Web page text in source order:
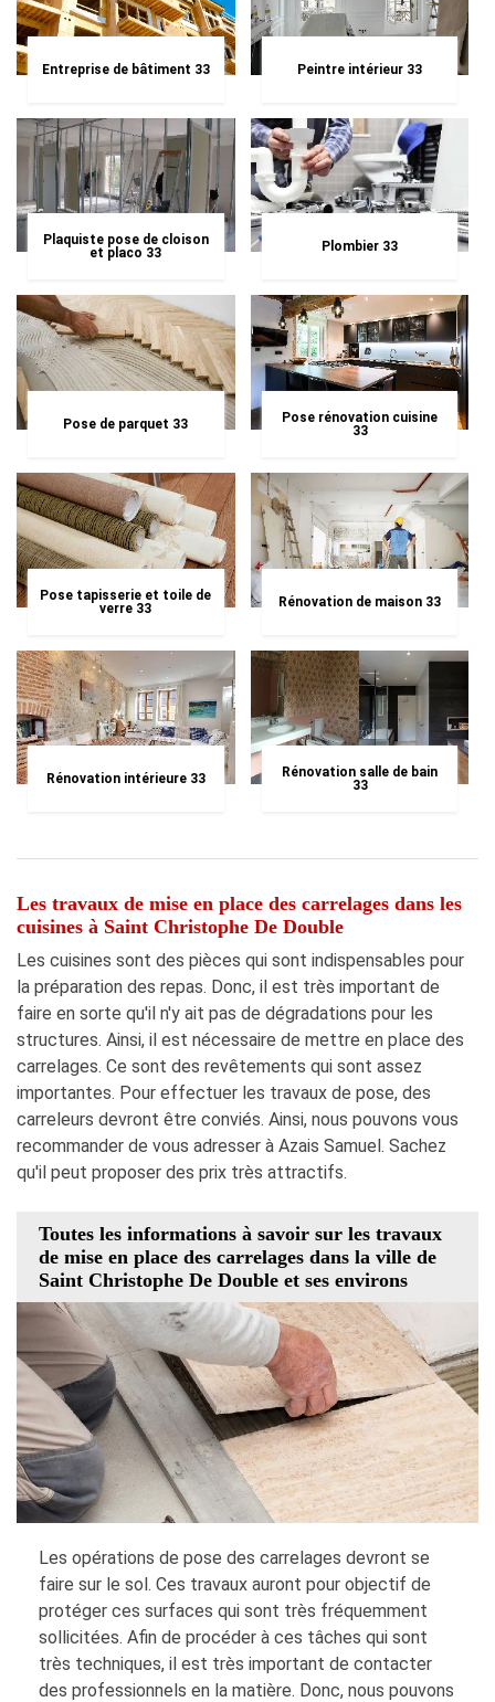
Entreprise de bâtiment 33 Peintre intérieur 33
Plaquiste pose de cloison
et placo 33
Plombier 33
Pose de parquet 33
Pose rénovation cuisine
33
Pose tapisserie et toile de
verre 33
Rénovation de maison 33
Rénovation intérieure 33
Rénovation salle de bain
33
Les travaux de mise en place des carrelages dans les
cuisines à Saint Christophe De Double
Les cuisines sont des pièces qui sont indispensables pour
la préparation des repas. Donc, il est très important de
faire en sorte qu'il n'y ait pas de dégradations pour les
structures. Ainsi, il est nécessaire de mettre en place des
carrelages. Ce sont des revêtements qui sont assez
importantes. Pour effectuer les travaux de pose, des
carreleurs devront être conviés. Ainsi, nous pouvons vous
recommander de vous adresser à Azais Samuel. Sachez
qu'il peut proposer des prix très attractifs.
Toutes les informations à savoir sur les travaux
de mise en place des carrelages dans la ville de
Saint Christophe De Double et ses environs
Les opérations de pose des carrelages devront se
faire sur le sol. Ces travaux auront pour objectif de
protéger ces surfaces qui sont très fréquemment
sollicitées. Afin de procéder à ces tâches qui sont
très techniques, il est très important de contacter
des professionnels en la matière. Donc, nous pouvons